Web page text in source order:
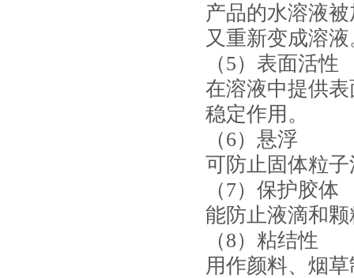
产品的水溶液
又重新变成溶液
（5）表面活性
在溶液中提供
稳定作用。
（6）悬浮
可防止固体粒
（7）保护胶体
能防止液滴和
（8）粘结性
用作颜料、烟